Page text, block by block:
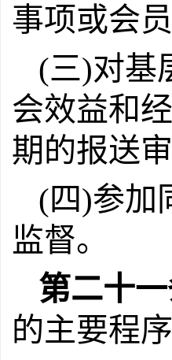
事项或会
(三)对基
会效益和
期的报送
(四)参加
监督。
第二十
的主要程序